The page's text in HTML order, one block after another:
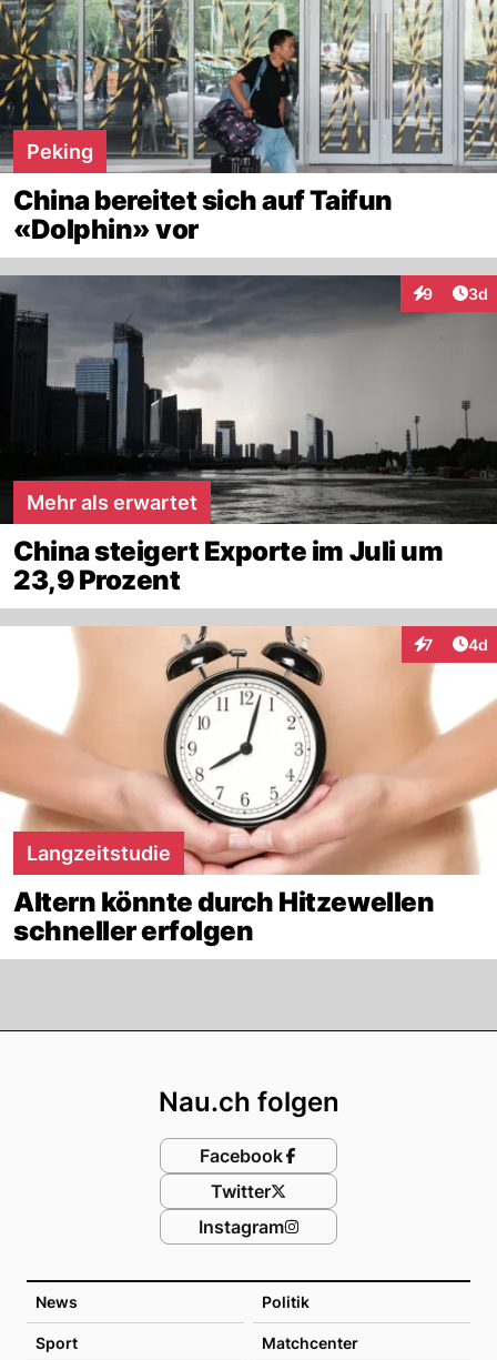
Peking
China bereitet sich auf Taifun
«Dolphin» vor
9 3d
Mehr als erwartet
China steigert Exporte im Juli um
23,9 Prozent
7 4d
Langzeitstudie
Altern könnte durch Hitzewellen
schneller erfolgen
News Politik
Sport Matchcenter
Nau.ch folgen
Facebook
Twitter
Instagram